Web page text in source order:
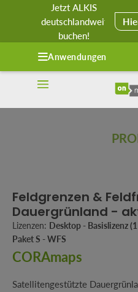
springen
Jetzt ALKIS
deutschlandweit
buchen!
Anwendungen
Feldgrenzen &
Dauergrünland -
Lizenzen: Desktop - Basislizenz
Paket S - WFS
CORAmaps
Satellitengestützte